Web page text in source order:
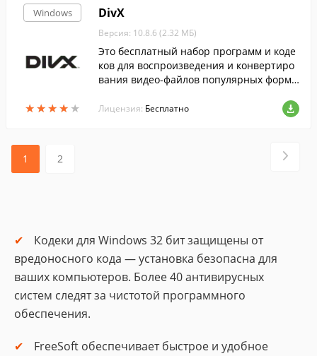
Windows
★★★★ ★
★★★★ ★
DivX
Версия: 10.8.6 (2.32 МБ)
Это бесплатный набор программ и коде
ков для воспроизведения и конвертиро
вания видео-файлов популярных форма
Лицензия: Бесплатно
1 2
Кодеки для Windows 32 бит защищены от
вредоносного кода — установка безопасна для
ваших компьютеров. Более 40 антивирусных
систем следят за чистотой программного
обеспечения.
FreeSoft обеспечивает быстрое и удобное